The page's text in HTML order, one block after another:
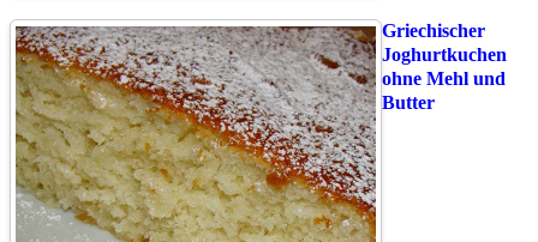
Griechischer
Joghurtkuchen
ohne Mehl und
Butter